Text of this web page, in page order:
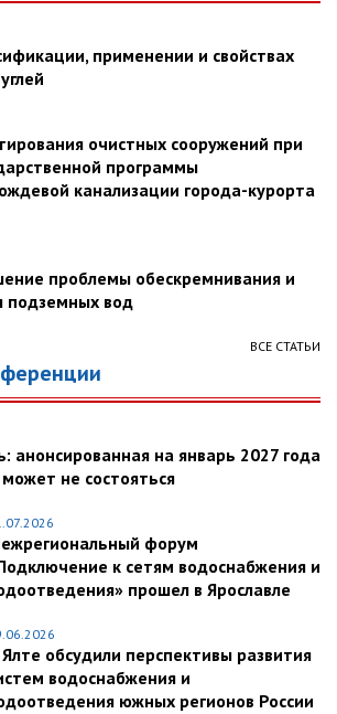
применении и свойствах
очистных сооружений при
программы
канализации города-курорта
проблемы обескремнивания и
подземных вод
ВСЕ СТАТЬИ
анонсированная на январь 2027 года
не состояться
форум
к сетям водоснабжения и
прошел в Ярославле
обсудили перспективы развития
водоснабжения и
южных регионов России